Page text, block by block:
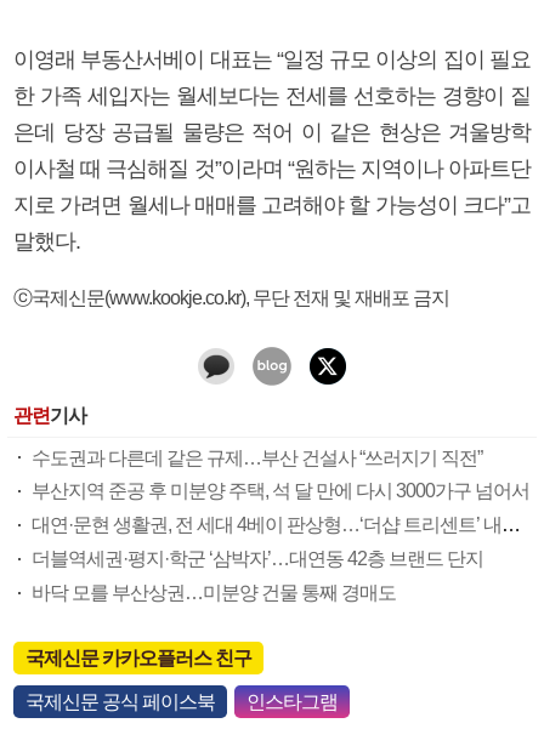
이영래 부동산서베이 대표는 “일정 규모 이상의 집이 필요
한 가족 세입자는 월세보다는 전세를 선호하는 경향이 짙
은데 당장 공급될 물량은 적어 이 같은 현상은 겨울방학
이사철 때 극심해질 것”이라며 “원하는 지역이나 아파트단
지로 가려면 월세나 매매를 고려해야 할 가능성이 크다”고
말했다.
ⓒ국제신문(www.kookje.co.kr), 무단 전재 및 재배포 금지
관련기사
수도권과 다른데 같은 규제…부산 건설사 “쓰러지기 직전”
부산지역 준공 후 미분양 주택, 석 달 만에 다시 3000가구 넘어서
대연·문현 생활권, 전 세대 4베이 판상형…‘더샵 트리센트’ 내달 분양
더블역세권·평지·학군 ‘삼박자’…대연동 42층 브랜드 단지
바닥 모를 부산상권…미분양 건물 통째 경매도
국제신문 카카오플러스 친구
국제신문 공식 페이스북 인스타그램